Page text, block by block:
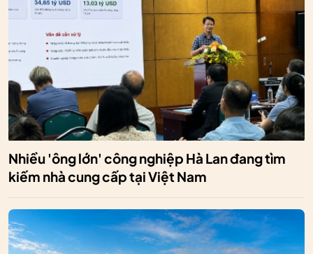
Nhiều 'ông lớn' công nghiệp Hà Lan đang tìm
kiếm nhà cung cấp tại Việt Nam